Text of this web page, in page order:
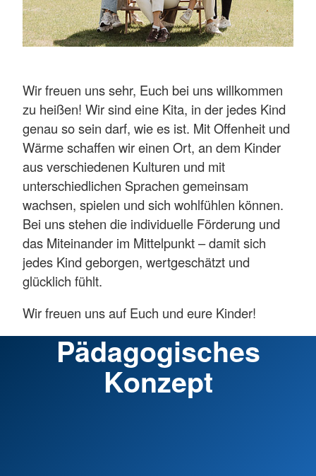
Wir freuen uns sehr, Euch bei uns willkommen
zu heißen! Wir sind eine Kita, in der jedes Kind
genau so sein darf, wie es ist. Mit Offenheit und
Wärme schaffen wir einen Ort, an dem Kinder
aus verschiedenen Kulturen und mit
unterschiedlichen Sprachen gemeinsam
wachsen, spielen und sich wohlfühlen können.
Bei uns stehen die individuelle Förderung und
das Miteinander im Mittelpunkt – damit sich
jedes Kind geborgen, wertgeschätzt und
glücklich fühlt.
Wir freuen uns auf Euch und eure Kinder!
Pädagogisches
Konzept